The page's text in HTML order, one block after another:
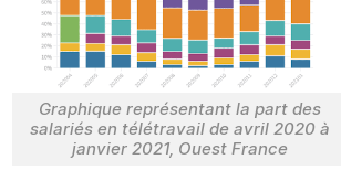
Graphique représentant la part des
salariés en télétravail de avril 2020 à
janvier 2021, Ouest France